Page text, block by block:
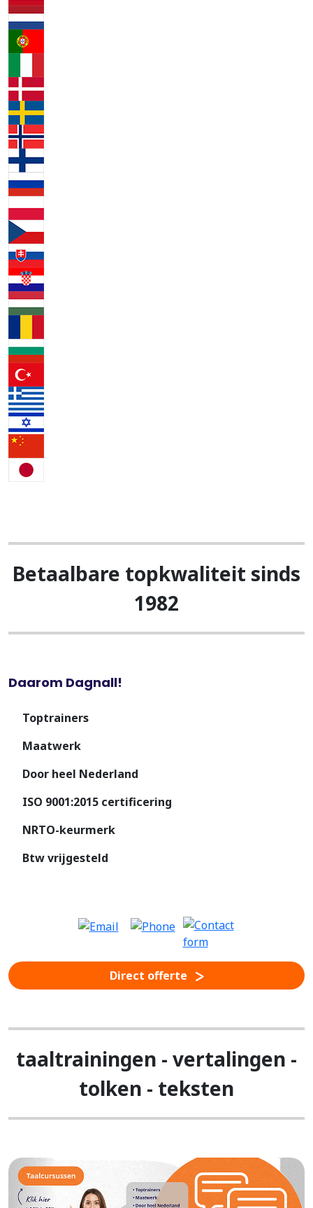
Betaalbare topkwaliteit sinds
1982
Daarom Dagnall!
Toptrainers
Maatwerk
Door heel Nederland
ISO 9001:2015 certificering
NRTO-keurmerk
Btw vrijgesteld
Direct offerte
taaltrainingen - vertalingen -
tolken - teksten